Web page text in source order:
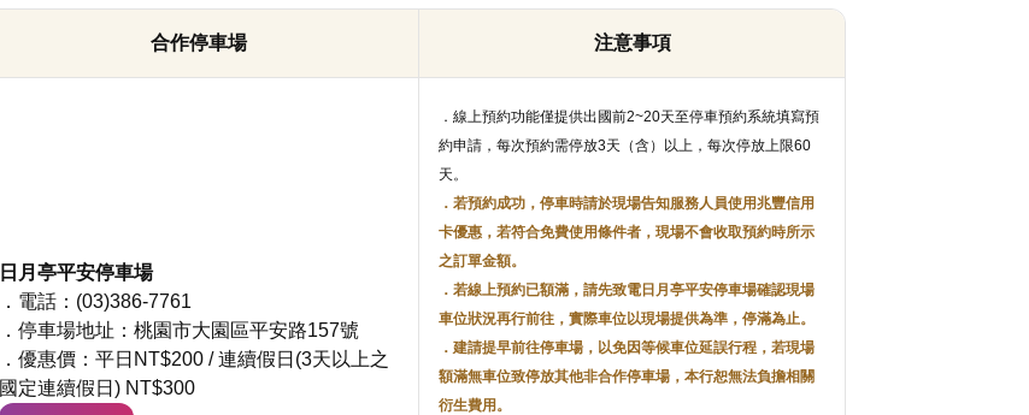
合作停車場 注意事項
日月亭平安停車場
．電話：(03)386-7761
．停車場地址：桃園市大園區平安路157號
．優惠價：平日NT$200 / 連續假日(3天以上之
國定連續假日) NT$300
．線上預約功能僅提供出國前2~20天至停車預約系統填寫預
約申請，每次預約需停放3天（含）以上，每次停放上限60
天。
．若預約成功，停車時請於現場告知服務人員使用兆豐信用
卡優惠，若符合免費使用條件者，現場不會收取預約時所示
之訂單金額。
．若線上預約已額滿，請先致電日月亭平安停車場確認現場
車位狀況再行前往，實際車位以現場提供為準，停滿為止。
．建請提早前往停車場，以免因等候車位延誤行程，若現場
額滿無車位致停放其他非合作停車場，本行恕無法負擔相關
衍生費用。